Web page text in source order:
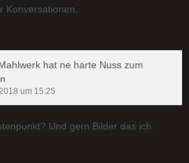
Konversationen.
hat ne harte Nuss zum
um 15:25
Und gern Bilder das ich